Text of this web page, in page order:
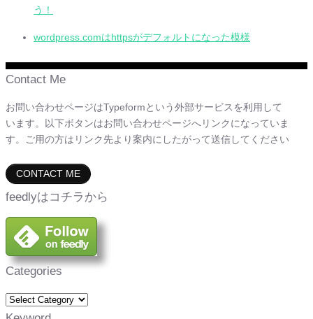
う！
wordpress.comはhttpsがデフォルトになった模様
Contact Me
お問い合わせページはTypeformという外部サービスを利用して
います。以下ボタンはお問い合わせページへリンクになっていま
す。ご用の方はリンク先より案内にしたがって送信してください
CONTACT ME
feedlyはコチラから
Categories